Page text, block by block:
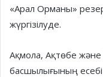
«Арал Орманы»
жүргізілуде.
Ақмола, Ақтөбе және
басшылығының